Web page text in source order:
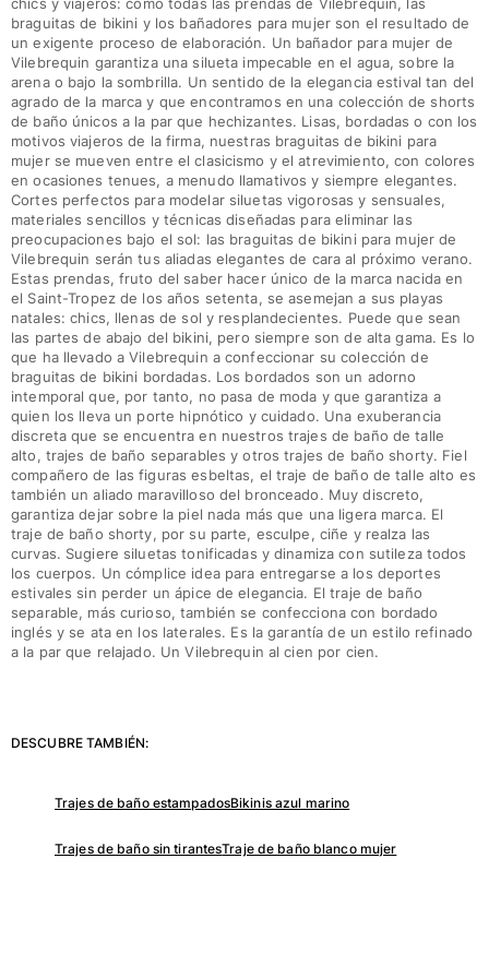
chics y viajeros: como todas las prendas de Vilebrequin, las
braguitas de bikini y los bañadores para mujer son el resultado de
un exigente proceso de elaboración. Un bañador para mujer de
Vilebrequin garantiza una silueta impecable en el agua, sobre la
arena o bajo la sombrilla. Un sentido de la elegancia estival tan del
agrado de la marca y que encontramos en una colección de shorts
de baño únicos a la par que hechizantes. Lisas, bordadas o con los
motivos viajeros de la firma, nuestras braguitas de bikini para
mujer se mueven entre el clasicismo y el atrevimiento, con colores
en ocasiones tenues, a menudo llamativos y siempre elegantes.
Cortes perfectos para modelar siluetas vigorosas y sensuales,
materiales sencillos y técnicas diseñadas para eliminar las
preocupaciones bajo el sol: las braguitas de bikini para mujer de
Vilebrequin serán tus aliadas elegantes de cara al próximo verano.
Estas prendas, fruto del saber hacer único de la marca nacida en
el Saint-Tropez de los años setenta, se asemejan a sus playas
natales: chics, llenas de sol y resplandecientes. Puede que sean
las partes de abajo del bikini, pero siempre son de alta gama. Es lo
que ha llevado a Vilebrequin a confeccionar su colección de
braguitas de bikini bordadas. Los bordados son un adorno
intemporal que, por tanto, no pasa de moda y que garantiza a
quien los lleva un porte hipnótico y cuidado. Una exuberancia
discreta que se encuentra en nuestros trajes de baño de talle
alto, trajes de baño separables y otros trajes de baño shorty. Fiel
compañero de las figuras esbeltas, el traje de baño de talle alto es
también un aliado maravilloso del bronceado. Muy discreto,
garantiza dejar sobre la piel nada más que una ligera marca. El
traje de baño shorty, por su parte, esculpe, ciñe y realza las
curvas. Sugiere siluetas tonificadas y dinamiza con sutileza todos
los cuerpos. Un cómplice idea para entregarse a los deportes
estivales sin perder un ápice de elegancia. El traje de baño
separable, más curioso, también se confecciona con bordado
inglés y se ata en los laterales. Es la garantía de un estilo refinado
a la par que relajado. Un Vilebrequin al cien por cien.
DESCUBRE TAMBIÉN:
Trajes de baño estampadosBikinis azul marino
Trajes de baño sin tirantesTraje de baño blanco mujer